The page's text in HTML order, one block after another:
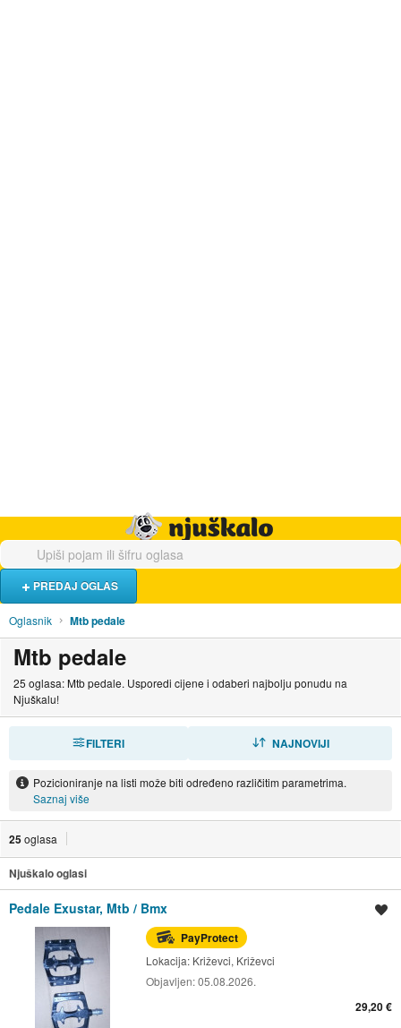
PREDAJ OGLAS
Oglasnik Mtb pedale
Mtb pedale
25 oglasa: Mtb pedale. Usporedi cijene i odaberi najbolju ponudu na
Njuškalu!
FILTERI NAJNOVIJI
Pozicioniranje na listi može biti određeno različitim parametrima.
Saznaj više
25oglasa
Njuškalo oglasi
Pedale Exustar, Mtb / Bmx
PayProtect
Lokacija: Križevci, Križevci
Objavljen:05.08.2026.
29,20 €